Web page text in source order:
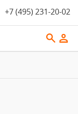
+7 (495) 231-20-02